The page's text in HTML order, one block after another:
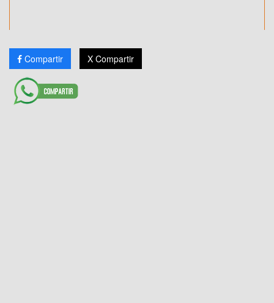
Compartir X Compartir